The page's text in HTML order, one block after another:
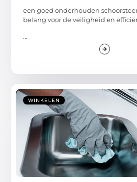
een goed onderhouden
belang voor de veiligheid en
...
WINKELEN